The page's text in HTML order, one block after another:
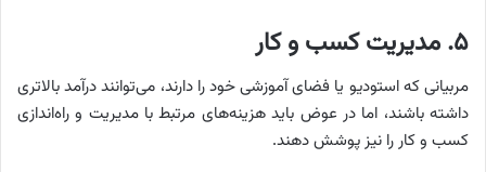
۵. مدیریت کسب و کار
مربیانی که استودیو یا فضای آموزشی خود را دارند، می‌توانند درآمد بالاتری
داشته باشند، اما در عوض باید هزینه‌های مرتبط با مدیریت و راه‌اندازی
کسب و کار را نیز پوشش دهند.